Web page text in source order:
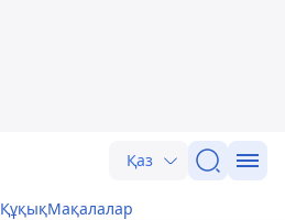
Қаз
ҚұқықМақалалар